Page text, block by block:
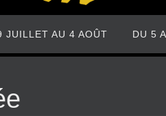
JUILLET AU 4 AOÛT DU 5